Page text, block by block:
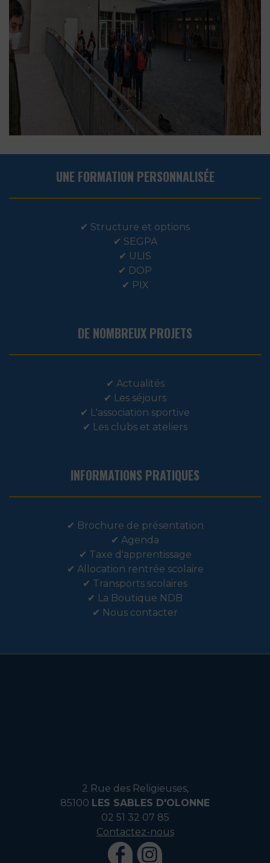
UNE FORMATION PERSONNALISÉE
✔ Structure et options
✔ SEGPA
✔ ULIS
✔ DOP
✔ PIX
DE NOMBREUX PROJETS
✔ Actualités
✔ Les séjours
✔ L'association sportive
✔ Les clubs et ateliers
INFORMATIONS PRATIQUES
✔ Brochure de présentation
✔ Agenda
✔ Taxe d'apprentissage
✔ Allocation rentrée scolaire
✔ Transports scolaires
✔ La Boutique NDB
✔ Nous contacter
2 Rue des Religieuses,
85100 LES SABLES D'OLONNE
02 51 32 07 85
Contactez-nous